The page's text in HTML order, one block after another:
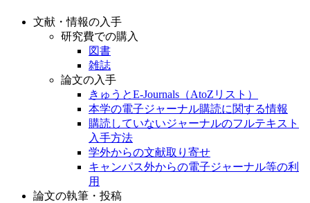
文献・情報の入手
研究費での購入
図書
雑誌
論文の入手
きゅうとE-Journals（AtoZリスト）
本学の電子ジャーナル購読に関する情報
購読していないジャーナルのフルテキスト
入手方法
学外からの文献取り寄せ
キャンパス外からの電子ジャーナル等の利
用
論文の執筆・投稿